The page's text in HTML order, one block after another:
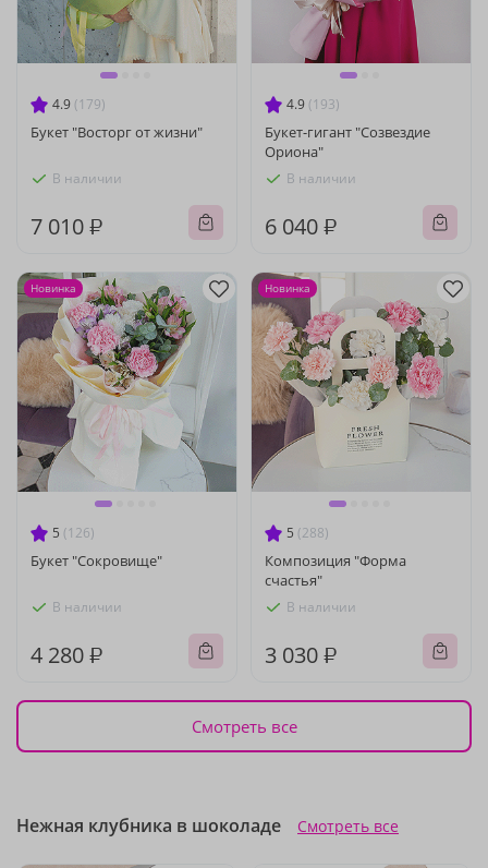
4.9 (179)
Букет "Восторг от жизни"
В наличии
7 010 ₽
4.9 (193)
Букет-гигант "Созвездие
Ориона"
В наличии
6 040 ₽
5 (126)
Букет "Сокровище"
В наличии
4 280 ₽
Новинка
5 (288)
Композиция "Форма
счастья"
В наличии
3 030 ₽
Новинка
Смотреть все
Нежная клубника в шоколаде Смотреть все